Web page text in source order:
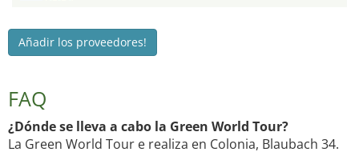
Añadir los proveedores!
FAQ
¿Dónde se lleva a cabo la Green World Tour?
La Green World Tour e realiza en Colonia, Blaubach 34.